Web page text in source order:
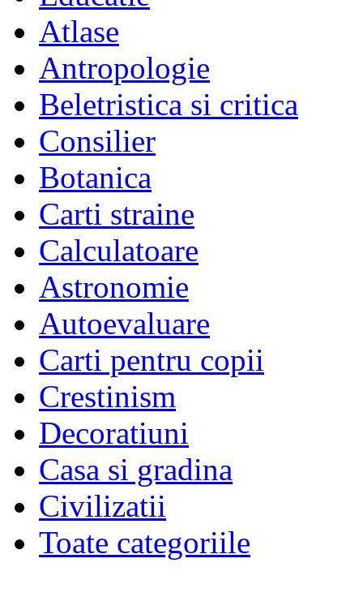
Atlase
Antropologie
Beletristica si critica
Consilier
Botanica
Carti straine
Calculatoare
Astronomie
Autoevaluare
Carti pentru copii
Crestinism
Decoratiuni
Casa si gradina
Civilizatii
Toate categoriile